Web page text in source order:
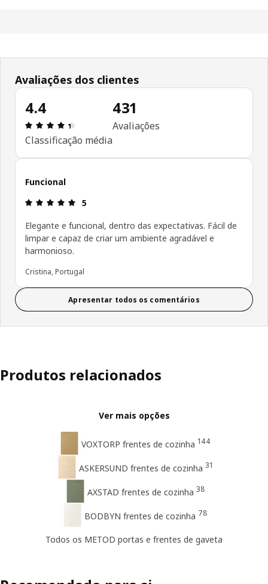
Avaliações dos clientes
4.4
Avaliações: 4.4 de 5 estrelas. Total de
Classificação média
431
Avaliações
Funcional
Avaliações: 5 de 5 estrelas.
5
Elegante e funcional, dentro das expectativas. Fácil de
limpar e capaz de criar um ambiente agradável e
harmonioso.
Cristina, Portugal
Apresentar todos os comentários
Produtos relacionados
Ver mais opções
VOXTORP frentes de cozinha 144
ASKERSUND frentes de cozinha 31
AXSTAD frentes de cozinha 38
BODBYN frentes de cozinha 78
Todos os METOD portas e frentes de gaveta